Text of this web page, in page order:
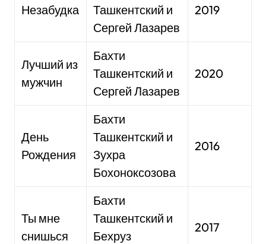
Незабудка
Ташкентский и
Сергей Лазарев
2019
Лучший из
мужчин
Бахти
Ташкентский и
Сергей Лазарев
2020
День
Рождения
Бахти
Ташкентский и
Зухра
Бохоноксозова
2016
Ты мне
снишься
Бахти
Ташкентский и
Бехруз
2017